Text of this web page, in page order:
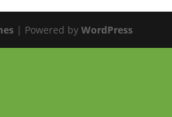
| Powered byWordPress